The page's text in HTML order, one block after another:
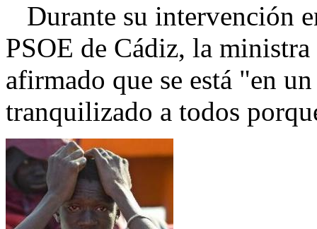
Durante su intervención
PSOE de Cádiz, la
afirmado que se está "en
tranquilizado a todos